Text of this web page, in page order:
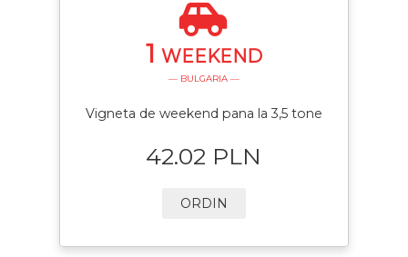
1 WEEKEND
— BULGARIA —
Vigneta de weekend pana la 3,5 tone
42.02 PLN
ORDIN